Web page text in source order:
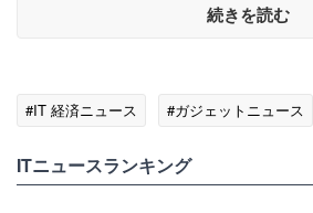
続きを読む
#IT 経済ニュース #ガジェットニュース
ITニュースランキング